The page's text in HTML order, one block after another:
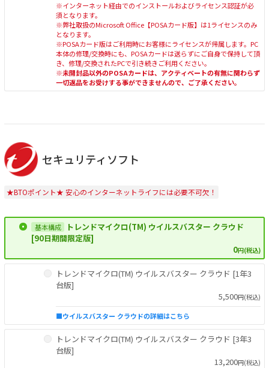
※インターネット経由でのインストールおよびライセンス認証が必
須となります。
※弊社取扱のMicrosoft Office【POSAカード版】は1ライセンスのみ
となります。
※POSAカード版はご利用時にお客様にライセンスが帰属します。PC
本体の修理/交換時にも、POSAカードは送らずにご自身で保持して頂
き、修理/交換されたPCで引き続きご利用ください。
※未開封品以外のPOSAカードは、アクティベートの有無に関わらず
一切返品をお受けする事ができませんので、ご了承ください。
セキュリティソフト
★BTOポイント★ 安心のインターネットライフには必要不可欠！
トレンドマイクロ(TM) ウイルスバスター クラウド
[90日期間限定版]
0円(税込)
トレンドマイクロ(TM) ウイルスバスター クラウド [1年3
台版]
5,500円(税込)
■ウイルスバスター クラウドの詳細はこちら
トレンドマイクロ(TM) ウイルスバスター クラウド [3年3
台版]
13,200円(税込)